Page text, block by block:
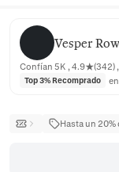
Vesper Row
Vesper Row
Confían 5K , 4.9★(342)
Top 3% Recomprado en
Hasta un